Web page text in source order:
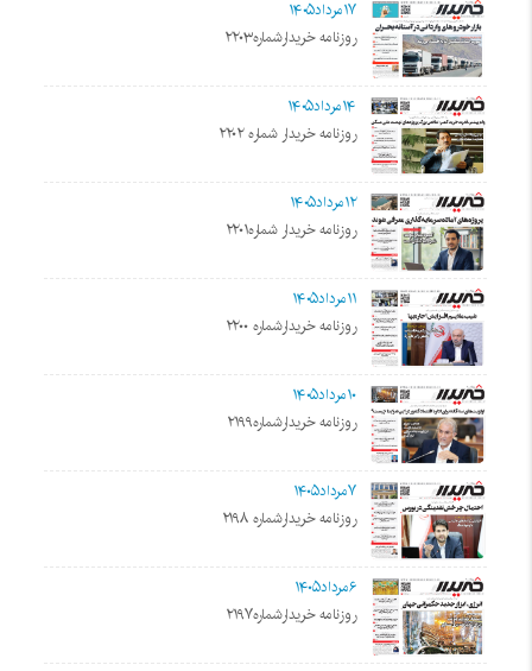
۱۷مرداد۱۴۰۵
روزنامه خریدارشماره۲۲۰۳
۱۴مرداد۱۴۰۵
روزنامه خریدار شماره ۲۲۰۲
۱۲مرداد۱۴۰۵
روزنامه خریدار شماره۲۲۰۱
۱۱مرداد۱۴۰۵
روزنامه خریدارشماره ۲۲۰۰
۱۰مرداد۱۴۰۵
روزنامه خریدارشماره۲۱۹۹
۷مرداد۱۴۰۵
روزنامه خریدارشماره ۲۱۹۸
۶مرداد۱۴۰۵
روزنامه خریدارشماره۲۱۹۷